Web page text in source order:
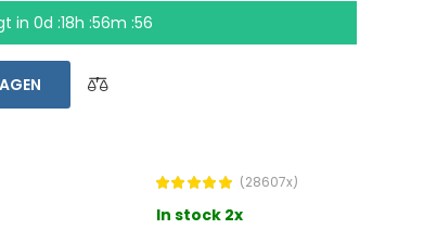
beide handen zonder de assistentie van
basispakket). Niet-goed-geld-terug
express verzending wereldwijd!
in 0d :18h :56m :55
(28607x)
In stock 2x